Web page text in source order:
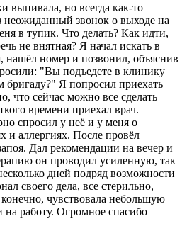
выпивала, но всегда как-то
неожиданный звонок о выходе на
в тупик. Что делать? Как идти,
не внятная? Я начал искать в
нашёл номер и позвонил, объяснив
"Вы подъедете в клинику
бригаду?" Я попросил приехать
что сейчас можно все сделать
времени приехал врач.
спросил у неё и у меня о
и аллергиях. После провёл
Дал рекомендации на вечер и
он проводил усиленную, так
дней подряд возможности
своего дела, все стерильно,
чувствовала небольшую
на работу. Огромное спасибо